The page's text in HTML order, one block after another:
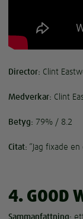
Director: Clint
Medverkar: Clint
Betyg: 79% / 8.2
Citat: ”Jag fixade
4. GOOD
Sammanfattning: